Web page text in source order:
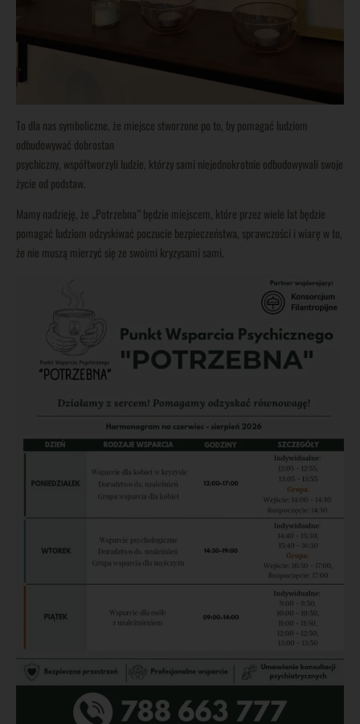
To dla nas symboliczne, że miejsce stworzone po to, by pomagać ludziom
odbudowywać dobrostan
psychiczny, współtworzyli ludzie, którzy sami niejednokrotnie odbudowywali swoje
życie od podstaw.
Mamy nadzieję, że „Potrzebna” będzie miejscem, które przez wiele lat będzie
pomagać ludziom odzyskiwać poczucie bezpieczeństwa, sprawczości i wiarę w to,
że nie muszą mierzyć się ze swoimi kryzysami sami.